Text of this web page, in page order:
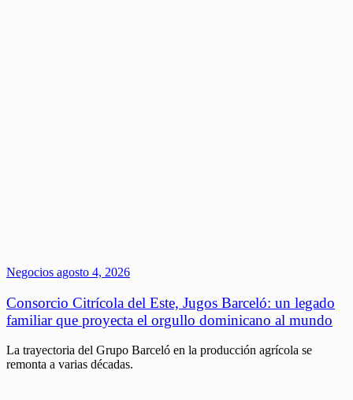
Negocios agosto 4, 2026
Consorcio Citrícola del Este, Jugos Barceló: un legado
familiar que proyecta el orgullo dominicano al mundo
La trayectoria del Grupo Barceló en la producción agrícola se
remonta a varias décadas.